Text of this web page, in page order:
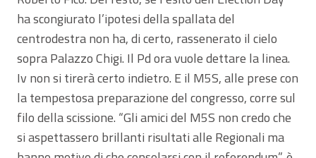
ha scongiurato l’ipotesi della spallata del
centrodestra non ha, di certo, rassenerato il cielo
sopra Palazzo Chigi. Il Pd ora vuole dettare la linea.
Iv non si tirerà certo indietro. E il M5S, alle prese con
la tempestosa preparazione del congresso, corre sul
filo della scissione. “Gli amici del M5S non credo che
si aspettassero brillanti risultati alle Regionali ma